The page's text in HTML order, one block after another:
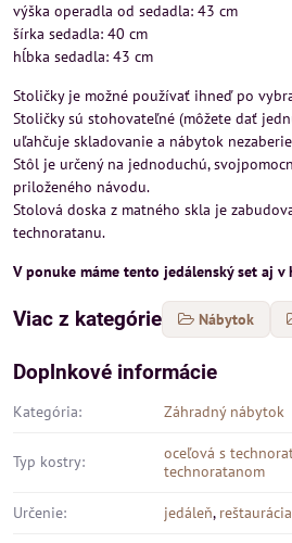
výška operadla od sedadla: 43 cm
šírka sedadla: 40 cm
hĺbka sedadla: 43 cm
Stoličky je možné používať ihneď po
Stoličky sú stohovateľné (môžete dať
uľahčuje skladovanie a nábytok
Stôl je určený na jednoduchú,
priloženého návodu.
Stolová doska z matného skla je
technoratanu.
V ponuke máme tento jedálenský set aj
Viac z kategórie Nábytok
Doplnkové informácie
Kategória: Záhradný nábytok
Typ kostry: oceľová s
technoratanom
Určenie: jedáleň, reštaurácia